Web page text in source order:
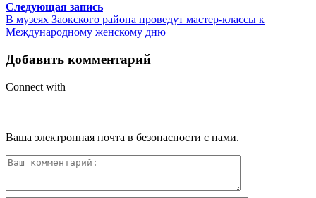
Следующая запись
В музеях Заокского района проведут мастер-классы к
Международному женскому дню
Добавить комментарий
Connect with
Ваша электронная почта в безопасности с нами.